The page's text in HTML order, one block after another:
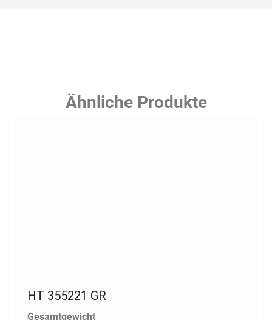
Ähnliche Produkte
HT 355221 GR
Gesamtgewicht